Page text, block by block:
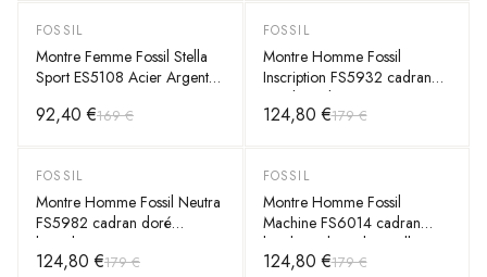
-45%
FOSSIL
Montre Femme Fossil Stella
Sport ES5108 Acier Argenté
92,40 €169 €
-30%
FOSSIL
Montre Homme Fossil
Inscription FS5932 cadran
noir bracelet acier
124,80 €179 €
-30%
FOSSIL
Montre Homme Fossil Neutra
FS5982 cadran doré
bracelet cuir
124,80 €179 €
-30%
FOSSIL
Montre Homme Fossil
Machine FS6014 cadran
bordeaux bracelet maille
milanaise
124,80 €179 €